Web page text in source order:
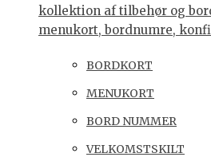
kollektion af tilbehør og
menukort, bordnumre,
BORDKORT
MENUKORT
BORD NUMMER
VELKOMSTSKILT